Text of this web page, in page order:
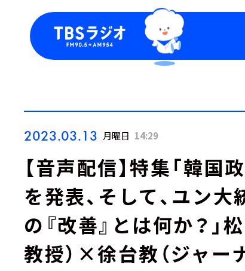
2023.03.13 月曜日 14:29
【音声配信】特集「韓
を発表、そして、ユン
の『改善』とは何か？」
教授）×徐台教（ジャ